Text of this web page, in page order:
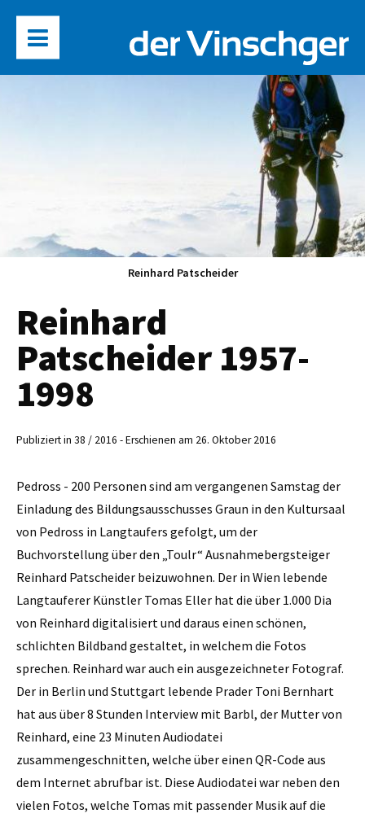
Reinhard Patscheider
Reinhard
Patscheider 1957-
1998
Publiziert in 38 / 2016 - Erschienen am 26. Oktober 2016
Pedross - 200 Personen sind am vergangenen Samstag der
Einladung des Bildungsausschusses Graun in den Kultursaal
von Pedross in Langtaufers gefolgt, um der
Buchvorstellung über den „Toulr“ Ausnahmebergsteiger
Reinhard Patscheider beizuwohnen. Der in Wien lebende
Langtauferer Künstler Tomas Eller hat die über 1.000 Dia
von Reinhard digitalisiert und daraus einen schönen,
schlichten Bildband gestaltet, in welchem die Fotos
sprechen. Reinhard war auch ein ausgezeichneter Fotograf.
Der in Berlin und Stuttgart lebende Prader Toni Bernhart
hat aus über 8 Stunden Interview mit Barbl, der Mutter von
Reinhard, eine 23 Minuten Audiodatei
zusammengeschnitten, welche über einen QR-Code aus
dem Internet abrufbar ist. Diese Audiodatei war neben den
vielen Fotos, welche Tomas mit passender Musik auf die